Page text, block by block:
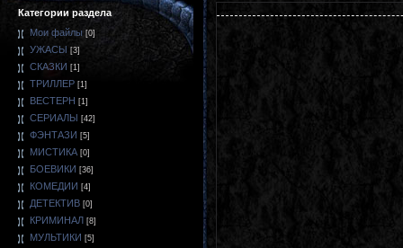
Категории раздела
Мои файлы [0]
УЖАСЫ [3]
СКАЗКИ [1]
ТРИЛЛЕР [1]
ВЕСТЕРН [1]
СЕРИАЛЫ [42]
ФЭНТАЗИ [5]
МИСТИКА [0]
БОЕВИКИ [36]
КОМЕДИИ [4]
ДЕТЕКТИВ [0]
КРИМИНАЛ [8]
МУЛЬТИКИ [5]